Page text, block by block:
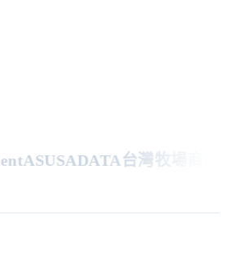
ASUSADATA台灣牧場